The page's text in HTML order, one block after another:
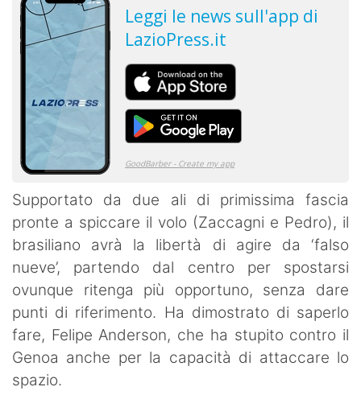
Supportato da due ali di primissima fascia
pronte a spiccare il volo (Zaccagni e Pedro), il
brasiliano avrà la libertà di agire da ‘falso
nueve’, partendo dal centro per spostarsi
ovunque ritenga più opportuno, senza dare
punti di riferimento. Ha dimostrato di saperlo
fare, Felipe Anderson, che ha stupito contro il
Genoa anche per la capacità di attaccare lo
spazio.